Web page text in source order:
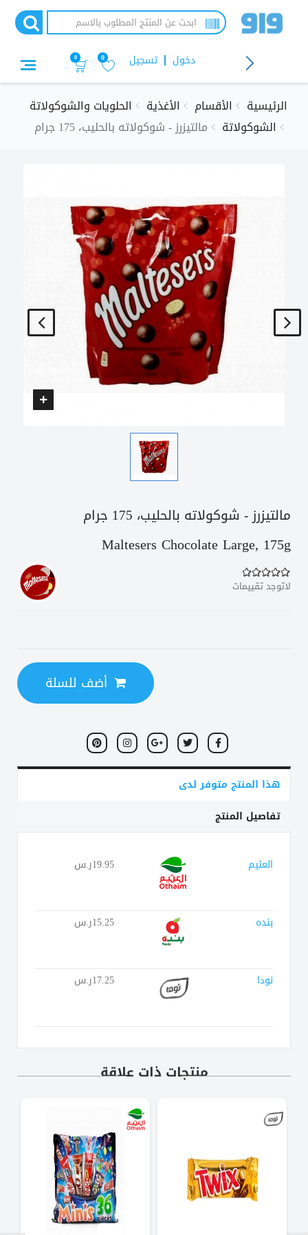
تسجيل دخول 0
0
الرئيسية الأقسام الأغذية
الحلويات والشوكولاتة
الشوكولاتة
مالتيزرز - شوكولاته بالحليب، 175 جرام
مالتيزرز - شوكولاته بالحليب، 175 جرام
Maltesers Chocolate Large, 175g
لاتوجد تقييمات
أضف للسلة
هذا المنتج متوفر لدى
تفاصيل المنتج
العثيم 19.95ر.س
بنده 15.25ر.س
نودا 17.25ر.س
منتجات ذات علاقة